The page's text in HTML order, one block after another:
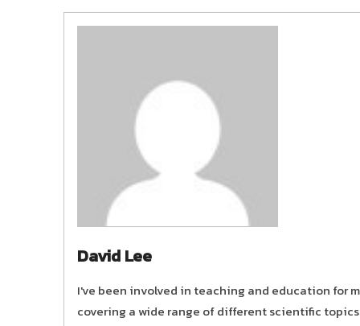
David Lee
I've been involved in teaching and education for
covering a wide range of different scientific